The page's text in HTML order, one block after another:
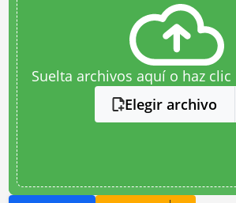
Suelta archivos aquí o haz
Elegir archivo